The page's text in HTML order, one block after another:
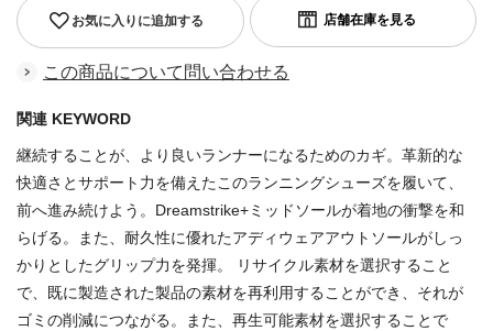
お気に入りに追加する
この商品について問い合わせる
関連 KEYWORD
継続することが、より良いランナーになるためのカギ。革新的な
快適さとサポート力を備えたこのランニングシューズを履いて、
前へ進み続けよう。Dreamstrike+ミッドソールが着地の衝撃を和
らげる。また、耐久性に優れたアディウェアアウトソールがしっ
かりとしたグリップ力を発揮。 リサイクル素材を選択すること
で、既に製造された製品の素材を再利用することができ、それが
ゴミの削減につながる。また、再生可能素材を選択することで